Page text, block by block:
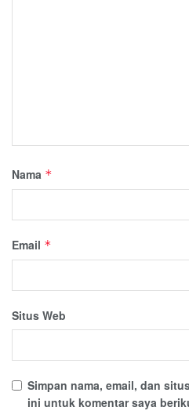
Nama *
Email *
Situs Web
Simpan nama, email, dan
ini untuk komentar saya